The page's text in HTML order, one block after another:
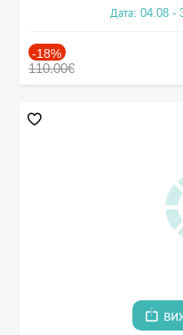
Дата: 04.08 -
-18%
110.00€